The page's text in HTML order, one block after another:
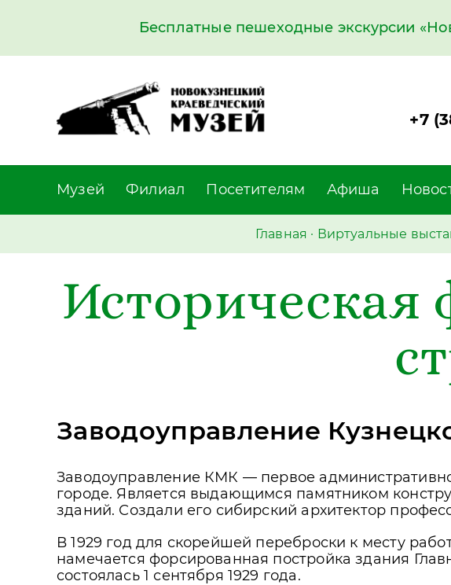
Бесплатные пешеходные экскурсии
+7
Музей Филиал Посетителям Афиша
Главная · Виртуальные
Историческая
Заводоуправление
Заводоуправление КМК — первое
городе. Является выдающимся памятником
зданий. Создали его сибирский архитектор
В 1929 год для скорейшей переброски к месту
намечается форсированная постройка здания
состоялась 1 сентября 1929 года.